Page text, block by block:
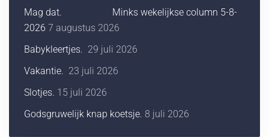
Mag dat. Minks wekelijkse column 5-8-
2026 7 augustus 2026
Babykleertjes. 29 juli 2026
Vakantie. 23 juli 2026
Slotjes. 15 juli 2026
Godsgruwelijk knap koetsje. 8 juli 2026